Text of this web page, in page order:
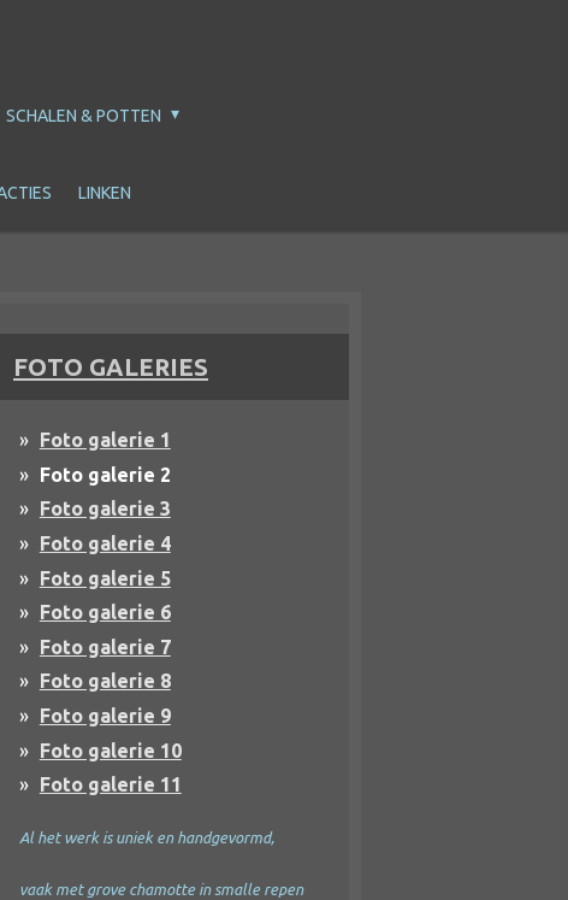
SCHALEN & POTTEN
LINKEN
FOTO GALERIES
Foto galerie 1
Foto galerie 2
Foto galerie 3
Foto galerie 4
Foto galerie 5
Foto galerie 6
Foto galerie 7
Foto galerie 8
Foto galerie 9
Foto galerie 10
Foto galerie 11
Al het werk is uniek en handgevormd,
vaak met grove chamotte in smalle repen